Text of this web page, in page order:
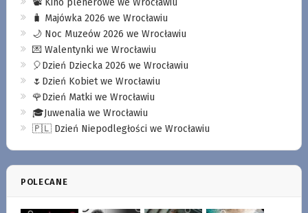
📽️ Kino plenerowe we Wrocławiu
🧳 Majówka 2026 we Wrocławiu
🌙 Noc Muzeów 2026 we Wrocławiu
💌 Walentynki we Wrocławiu
🎈Dzień Dziecka 2026 we Wrocławiu
🌷Dzień Kobiet we Wrocławiu
🌹Dzień Matki we Wrocławiu
🎓Juwenalia we Wrocławiu
🇵🇱 Dzień Niepodległości we Wrocławiu
POLECANE